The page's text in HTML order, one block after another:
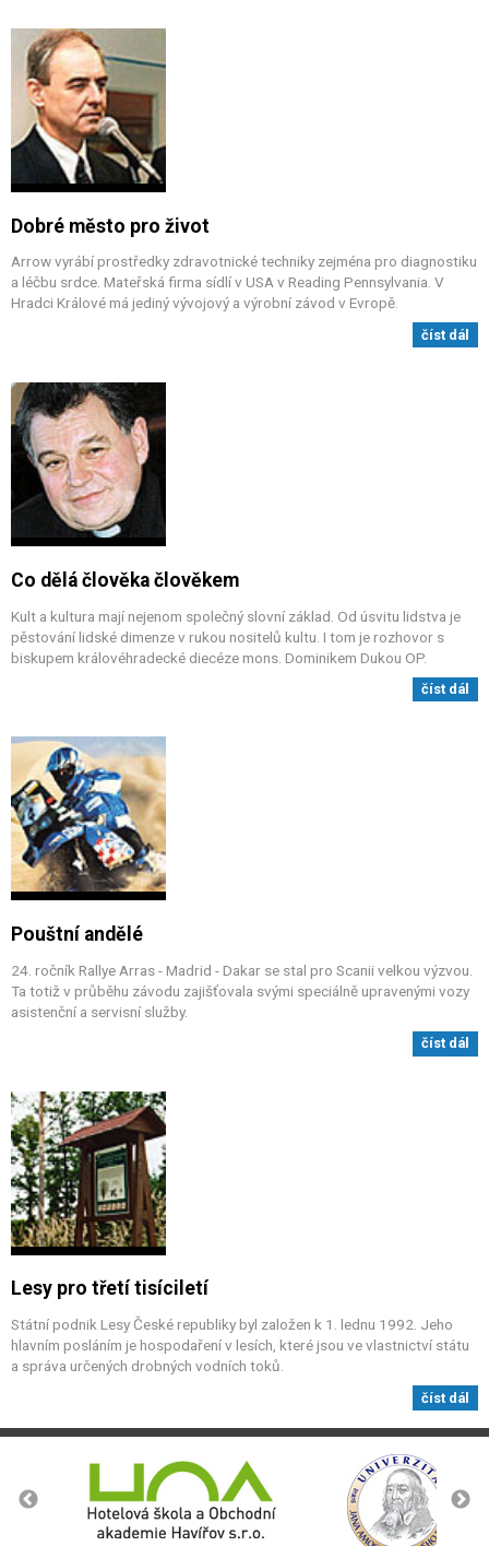
Dobré město pro život
Arrow vyrábí prostředky zdravotnické techniky zejména pro diagnostiku
a léčbu srdce. Mateřská firma sídlí v USA v Reading Pennsylvania. V
Hradci Králové má jediný vývojový a výrobní závod v Evropě.
číst dál
Co dělá člověka člověkem
Kult a kultura mají nejenom společný slovní základ. Od úsvitu lidstva je
pěstování lidské dimenze v rukou nositelů kultu. I tom je rozhovor s
biskupem královéhradecké diecéze mons. Dominikem Dukou OP.
číst dál
Pouštní andělé
24. ročník Rallye Arras - Madrid - Dakar se stal pro Scanii velkou výzvou.
Ta totiž v průběhu závodu zajišťovala svými speciálně upravenými vozy
asistenční a servisní služby.
číst dál
Lesy pro třetí tisíciletí
Státní podnik Lesy České republiky byl založen k 1. lednu 1992. Jeho
hlavním posláním je hospodaření v lesích, které jsou ve vlastnictví státu
a správa určených drobných vodních toků.
číst dál